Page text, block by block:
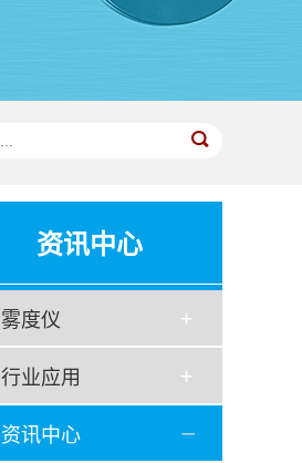
资讯中心
雾度仪
行业应用
资讯中心